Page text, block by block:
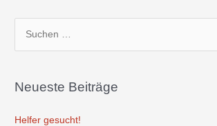
hNeueste Beiträge
Helfer gesucht!